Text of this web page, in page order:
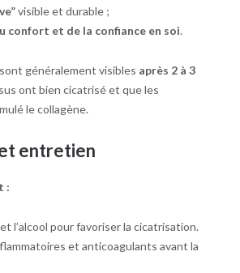
visible et durable ;
confort et de la confiance en soi.
généralement visibles après 2 à 3
ont bien cicatrisé et que les
le collagène.
entretien
:
l’alcool pour favoriser la cicatrisation.
et anticoagulants avant la